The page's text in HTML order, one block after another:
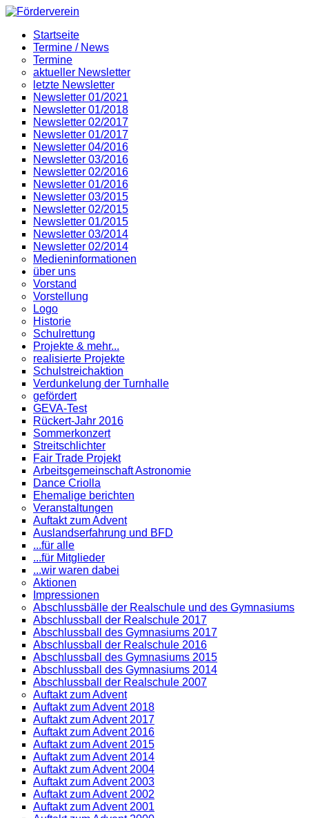
Startseite
Termine / News
Termine
aktueller Newsletter
letzte Newsletter
Newsletter 01/2021
Newsletter 01/2018
Newsletter 02/2017
Newsletter 01/2017
Newsletter 04/2016
Newsletter 03/2016
Newsletter 02/2016
Newsletter 01/2016
Newsletter 03/2015
Newsletter 02/2015
Newsletter 01/2015
Newsletter 03/2014
Newsletter 02/2014
Medieninformationen
über uns
Vorstand
Vorstellung
Logo
Historie
Schulrettung
Projekte & mehr...
realisierte Projekte
Schulstreichaktion
Verdunkelung der Turnhalle
gefördert
GEVA-Test
Rückert-Jahr 2016
Sommerkonzert
Streitschlichter
Fair Trade Projekt
Arbeitsgemeinschaft Astronomie
Dance Criolla
Ehemalige berichten
Veranstaltungen
Auftakt zum Advent
Auslandserfahrung und BFD
...für alle
...für Mitglieder
...wir waren dabei
Aktionen
Impressionen
Abschlussbälle der Realschule und des Gymnasiums
Abschlussball der Realschule 2017
Abschlussball des Gymnasiums 2017
Abschlussball der Realschule 2016
Abschlussball des Gymnasiums 2015
Abschlussball des Gymnasiums 2014
Abschlussball der Realschule 2007
Auftakt zum Advent
Auftakt zum Advent 2018
Auftakt zum Advent 2017
Auftakt zum Advent 2016
Auftakt zum Advent 2015
Auftakt zum Advent 2014
Auftakt zum Advent 2004
Auftakt zum Advent 2003
Auftakt zum Advent 2002
Auftakt zum Advent 2001